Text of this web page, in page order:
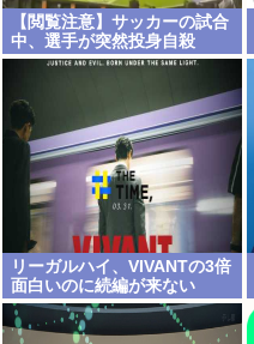
【閲覧注意】サッカーの試合
中、選手が突然投身自殺
リーガルハイ、VIVANTの3倍
面白いのに続編が来ない
www